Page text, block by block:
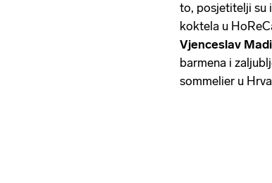
to, posjetitelji su
koktela u
Vjenceslav
barmena i
sommelier u